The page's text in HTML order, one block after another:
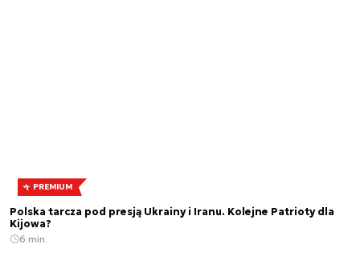
PREMIUM
Polska tarcza pod presją Ukrainy i Iranu. Kolejne Patrioty dla
Kijowa?
6 min.